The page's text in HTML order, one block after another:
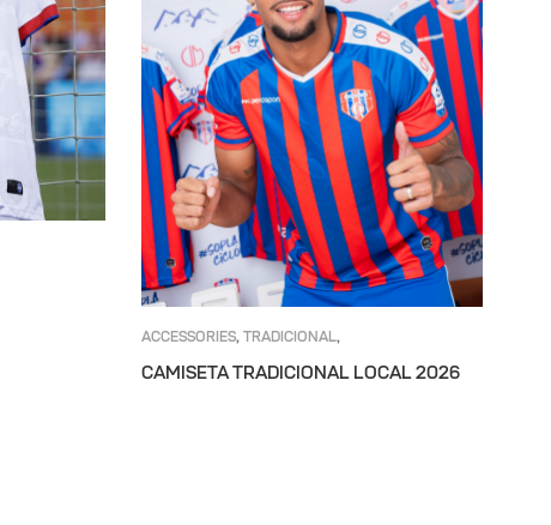
ACCESSORIES, TRADICIONAL,
CAMISETA TRADICIONAL LOCAL 2026